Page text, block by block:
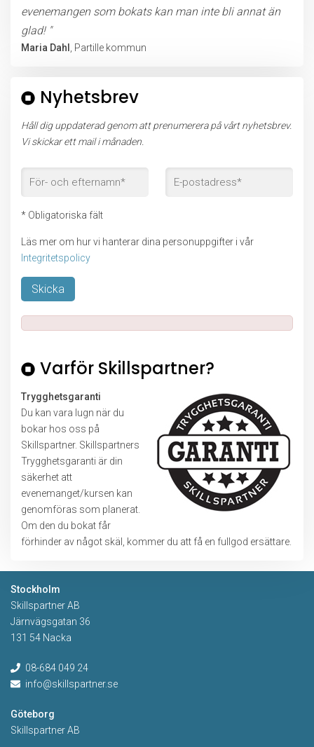
evenemangen som bokats kan man inte bli annat än
glad! "
Maria Dahl , Partille kommun
Nyhetsbrev
Håll dig uppdaterad genom att prenumerera på vårt nyhetsbrev.
Vi skickar ett mail i månaden.
* Obligatoriska fält
Läs mer om hur vi hanterar dina personuppgifter i vår
Integritetspolicy
Lämna detta fält tomt.
Varför Skillspartner?
Trygghetsgaranti
Du kan vara lugn när du
bokar hos oss på
Skillspartner. Skillspartners
Trygghetsgaranti är din
säkerhet att
evenemanget/kursen kan
genomföras som planerat.
Om den du bokat får
förhinder av något skäl, kommer du att få en fullgod ersättare.
Stockholm
Skillspartner AB
Järnvägsgatan 36
131 54 Nacka
08-684 049 24
info@skillspartner.se
Göteborg
Skillspartner AB